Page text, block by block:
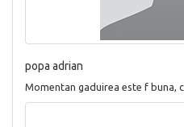
popa adrian
Momentan gaduirea este f buna,